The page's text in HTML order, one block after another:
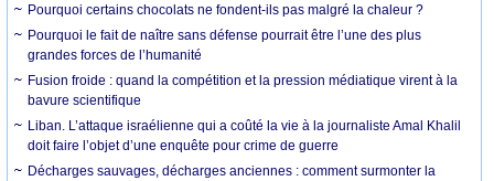
Pourquoi certains chocolats ne fondent-ils pas malgré la chaleur ?
Pourquoi le fait de naître sans défense pourrait être l’une des plus
grandes forces de l’humanité
Fusion froide : quand la compétition et la pression médiatique virent à la
bavure scientifique
Liban. L’attaque israélienne qui a coûté la vie à la journaliste Amal Khalil
doit faire l’objet d’une enquête pour crime de guerre
Décharges sauvages, décharges anciennes : comment surmonter la